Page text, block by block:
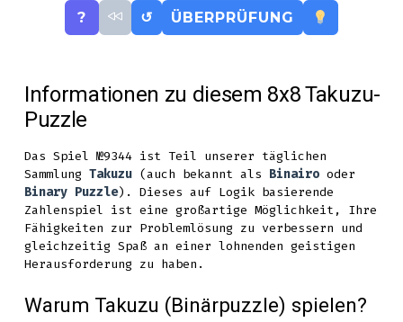
? ↺ ÜBERPRÜFUNG
Informationen zu diesem 8x8 Takuzu-
Puzzle
Das Spiel №9344 ist Teil unserer täglichen
SammlungTakuzu (auch bekannt als Binairo oder
Binary Puzzle). Dieses auf Logik basierende
Zahlenspiel ist eine großartige Möglichkeit, Ihre
Fähigkeiten zur Problemlösung zu verbessern und
gleichzeitig Spaß an einer lohnenden geistigen
Herausforderung zu haben.
Warum Takuzu (Binärpuzzle) spielen?